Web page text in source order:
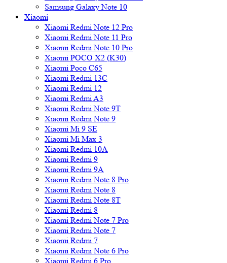
Samsung Galaxy Note 10
Xiaomi
Xiaomi Redmi Note 12 Pro
Xiaomi Redmi Note 11 Pro
Xiaomi Redmi Note 10 Pro
Xiaomi POCO X2 (K30)
Xiaomi Poco C65
Xiaomi Redmi 13C
Xiaomi Redmi 12
Xiaomi Redmi A3
Xiaomi Redmi Note 9T
Xiaomi Redmi Note 9
Xiaomi Mi 9 SE
Xiaomi Mi Max 3
Xiaomi Redmi 10A
Xiaomi Redmi 9
Xiaomi Redmi 9A
Xiaomi Redmi Note 8 Pro
Xiaomi Redmi Note 8
Xiaomi Redmi Note 8T
Xiaomi Redmi 8
Xiaomi Redmi Note 7 Pro
Xiaomi Redmi Note 7
Xiaomi Redmi 7
Xiaomi Redmi Note 6 Pro
Xiaomi Redmi 6 Pro